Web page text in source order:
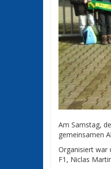
Am Samstag,
gemeinsamen
Organisiert war
F1, Niclas